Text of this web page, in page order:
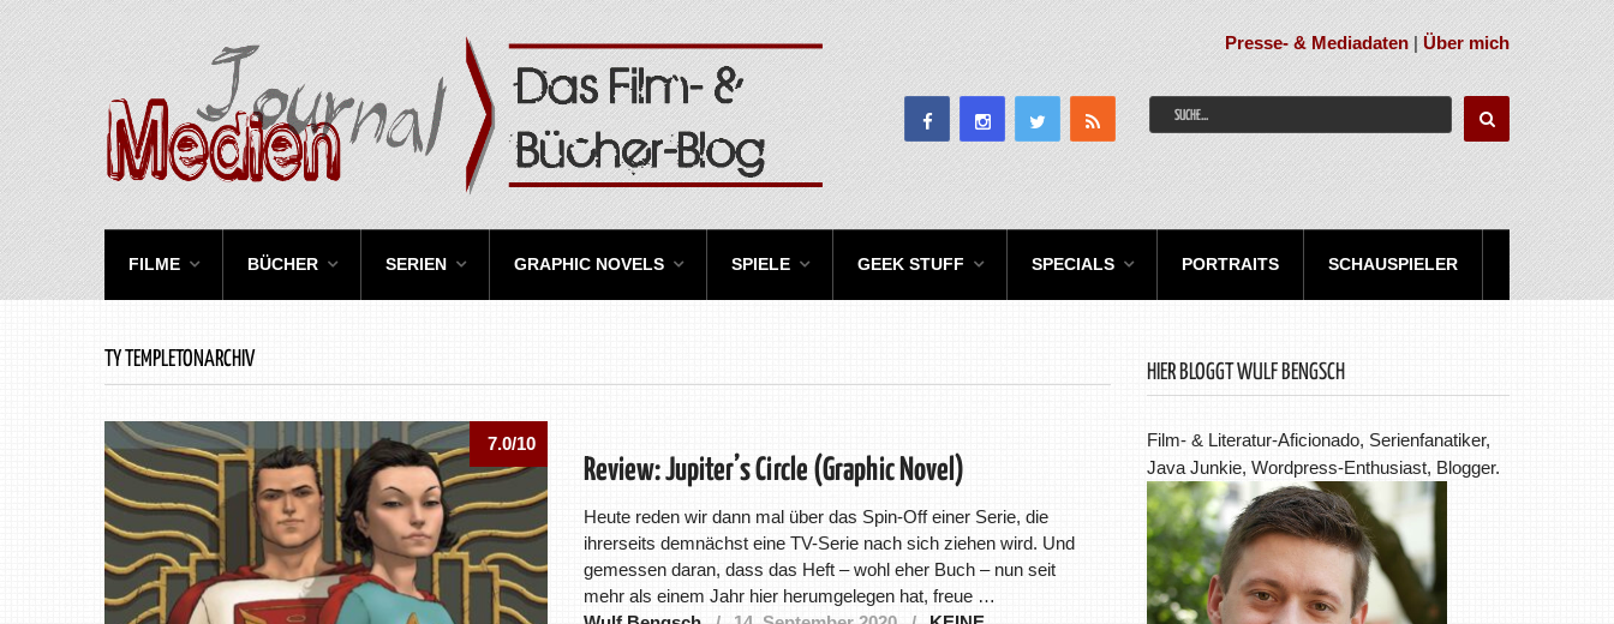
Presse- & Mediadaten |Über mich
FILME BÜCHER SERIEN GRAPHIC NOVELS SPIELE GEEK STUFF SPECIALS PORTRAITS SCHAUSPIELER
TY TEMPLETONARCHIV
7.0/10
Review: Jupiter’s Circle (Graphic Novel)
Heute reden wir dann mal über das Spin-Off einer Serie, die
ihrerseits demnächst eine TV-Serie nach sich ziehen wird. Und
gemessen daran, dass das Heft – wohl eher Buch – nun seit
mehr als einem Jahr hier herumgelegen hat, freue …
HIER BLOGGT WULF BENGSCH
Film- & Literatur-Aficionado, Serienfanatiker,
Java Junkie, Wordpress-Enthusiast, Blogger.